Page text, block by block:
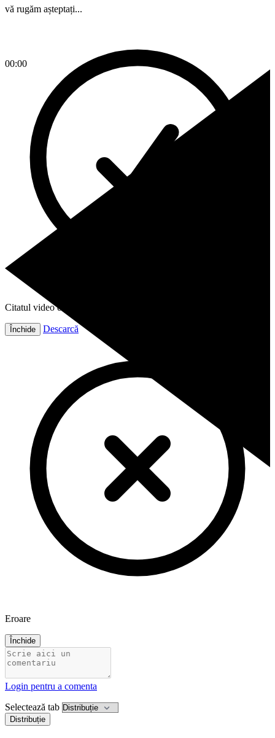
00:00
vă rugăm așteptați...
Citatul video este gata!
Închide Descarcă
Eroare
Închide
Login pentru a comenta
Selectează tab
Distribuție